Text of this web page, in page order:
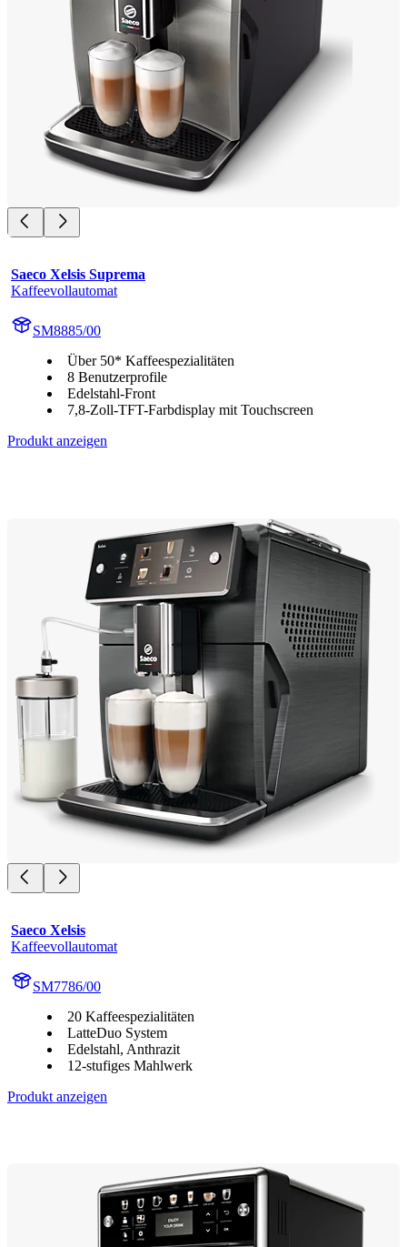
Saeco Xelsis Suprema
Kaffeevollautomat
SM8885/00
Über 50* Kaffeespezialitäten
8 Benutzerprofile
Edelstahl-Front
7,8-Zoll-TFT-Farbdisplay mit Touchscreen
Produkt anzeigen
Saeco Xelsis
Kaffeevollautomat
SM7786/00
20 Kaffeespezialitäten
LatteDuo System
Edelstahl, Anthrazit
12-stufiges Mahlwerk
Produkt anzeigen